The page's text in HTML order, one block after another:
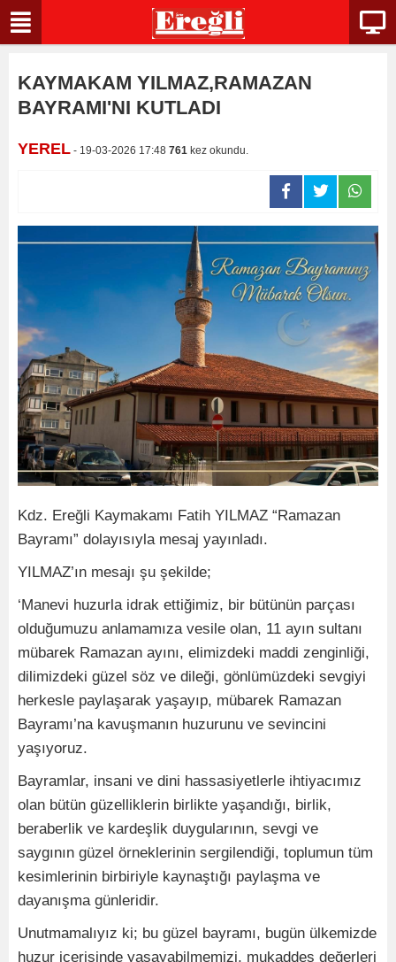
KAYMAKAM YILMAZ,RAMAZAN
BAYRAMI'NI KUTLADI
YEREL - 19-03-2026 17:48 761 kez okundu.
Kdz. Ereğli Kaymakamı Fatih YILMAZ “Ramazan
Bayramı” dolayısıyla mesaj yayınladı.
YILMAZ’ın mesajı şu şekilde;
‘Manevi huzurla idrak ettiğimiz, bir bütünün parçası
olduğumuzu anlamamıza vesile olan, 11 ayın sultanı
mübarek Ramazan ayını, elimizdeki maddi zenginliği,
dilimizdeki güzel söz ve dileği, gönlümüzdeki sevgiyi
herkesle paylaşarak yaşayıp, mübarek Ramazan
Bayramı’na kavuşmanın huzurunu ve sevincini
yaşıyoruz.
Bayramlar, insani ve dini hassasiyetlerle ihtiyacımız
olan bütün güzelliklerin birlikte yaşandığı, birlik,
beraberlik ve kardeşlik duygularının, sevgi ve
saygının güzel örneklerinin sergilendiği, toplumun tüm
kesimlerinin birbiriyle kaynaştığı paylaşma ve
dayanışma günleridir.
Unutmamalıyız ki; bu güzel bayramı, bugün ülkemizde
huzur içerisinde yaşayabilmemizi, mukaddes değerleri